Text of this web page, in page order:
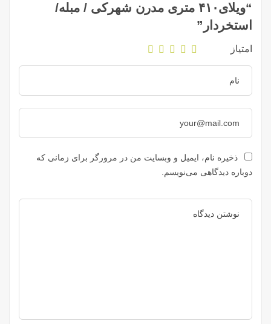
“ویلای۴۱۰ متری مدرن شهرکی / مبله/
استخردار”
امتیاز
ذخیره نام، ایمیل و وبسایت من در مرورگر برای زمانی که
دوباره دیدگاهی می‌نویسم.